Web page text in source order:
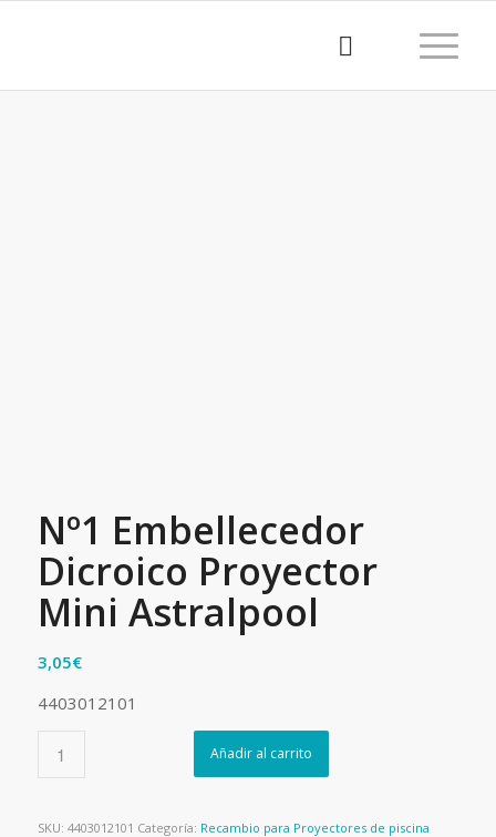
Nº1 Embellecedor
Dicroico Proyector
Mini Astralpool
3,05€
4403012101
Añadir al carrito
SKU: 4403012101 Categoría: Recambio para Proyectores de piscina